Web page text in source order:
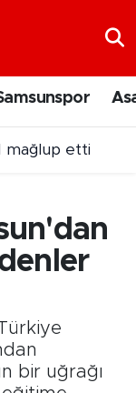
mağlup etti
bir uğrağı